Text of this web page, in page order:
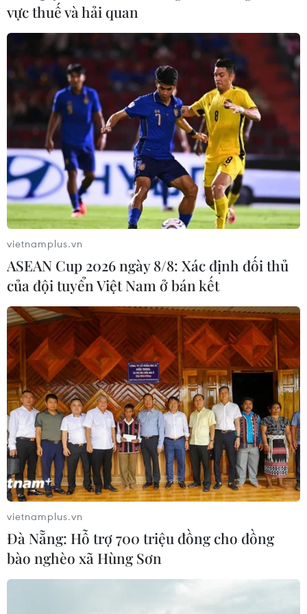
vực thuế và hải quan
vietnamplus.vn
ASEAN Cup 2026 ngày 8/8: Xác định đối thủ
của đội tuyển Việt Nam ở bán kết
vietnamplus.vn
Đà Nẵng: Hỗ trợ 700 triệu đồng cho đồng
bào nghèo xã Hùng Sơn